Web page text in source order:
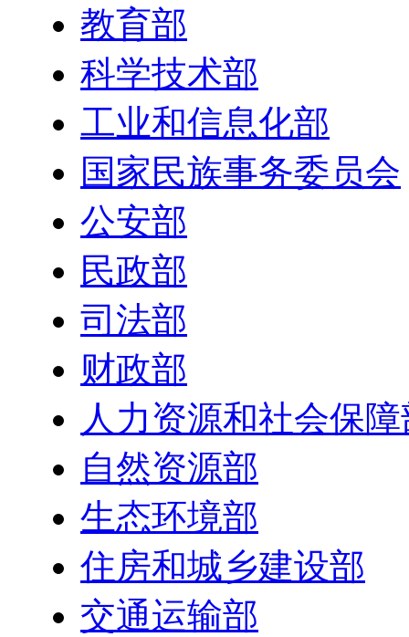
教育部
科学技术部
工业和信息化部
国家民族事务委员会
公安部
民政部
司法部
财政部
人力资源和社会保
自然资源部
生态环境部
住房和城乡建设部
交通运输部